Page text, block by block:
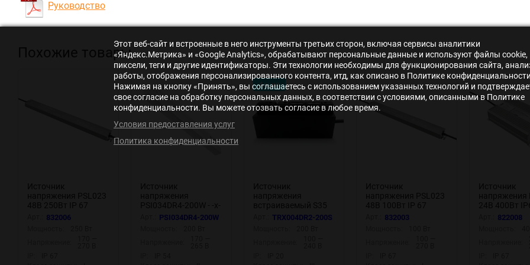
Руководство
Похожие товары
832006 (Графит)
832006
(Белый) PSI034DR4-
PSI034DR4-200W
Акция
48В, 200Вт, черный
TRX004DR2-200S
832003 (Графит)
832003
822008822008
Этот веб-сайт и встроенные в него инструменты третьих сторон, включая сервисы аналитики
«Яндекс.Метрика» и «Google Analytics», обрабатывают персональные данные и используют файлы cookie,
пиксели, теги и другие идентификаторы. Эти технологии необходимы для функционирования сайта,
работы, отображения персонализированного контента, итд, как описано в Политике
Нажимая на кнопку «Принять», вы соглашаетесь с использованием указанных технологий и
свое согласие на обработку персональных данных, в соответствии с условиями, описанными в Политике
конфиденциальности. Вы можете отозвать согласие в любое время.
Условия предоставления услуг
Политика конфиденциальности